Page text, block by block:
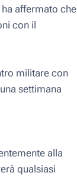
affermato che
con il
militare con
settimana
alla
qualsiasi